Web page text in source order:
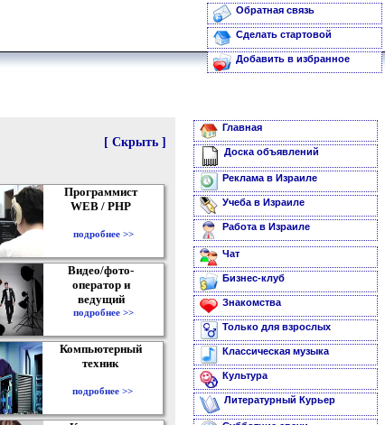
Обратная связь
Сделать стартовой
Добавить в избранное
[ Скрыть ]
Программист
WEB / PHP
подробнее >>
Видео/фото-
оператор и
ведущий
подробнее >>
Компьютерный
техник
подробнее >>
Главная
Доска объявлений
Реклама в Израиле
Учеба в Израиле
Работа в Израиле
Чат
Бизнес-клуб
Знакомства
Только для взрослых
Классическая музыка
Культура
Литературный Курьер